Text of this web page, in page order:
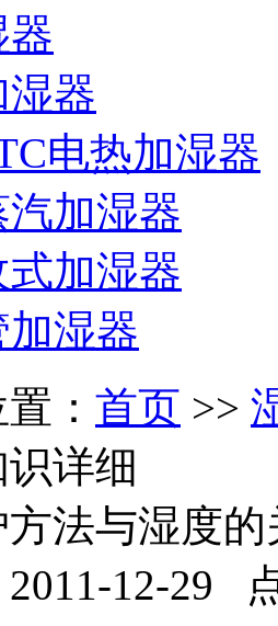
器
器
电热加湿器
加湿器
加湿器
加湿器
： 首页 >>
识详细
法与湿度的
12-29